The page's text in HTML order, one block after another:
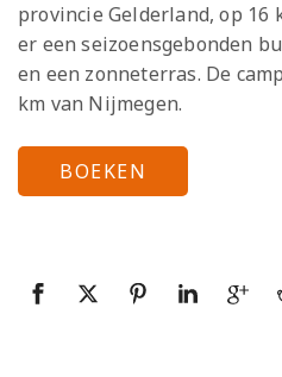
provincie Gelderland, op 16
er een seizoensgebonden
en een zonneterras. De
km van Nijmegen.
BOEKEN